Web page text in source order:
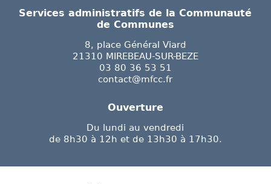
Services administratifs de la Communauté
de Communes
8, place Général Viard
21310 MIREBEAU-SUR-BEZE
03 80 36 53 51
contact@mfcc.fr
Ouverture
Du lundi au vendredi
de 8h30 à 12h et de 13h30 à 17h30.